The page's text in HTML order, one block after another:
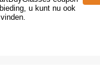
u kunt nu ook